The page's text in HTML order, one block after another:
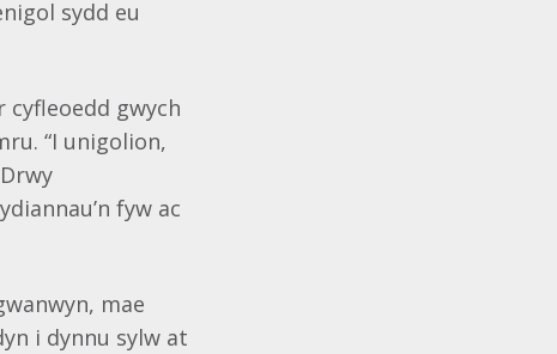
sydd eu
cyfleoedd gwych
“I unigolion,
fyw ac
mae
i dynnu sylw at